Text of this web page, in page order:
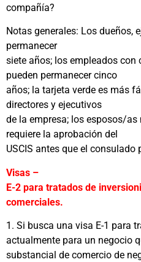
compañía?
Notas generales: Los dueños,
permanecer
siete años; los empleados
pueden permanecer cinco
años; la tarjeta verde es más
directores y ejecutivos
de la empresa; los esposos/as
requiere la aprobación del
USCIS antes que el consulado
Visas –
E-2 para tratados de
comerciales.
1. Si busca una visa E-1 para
actualmente para un negocio
substancial de comercio de